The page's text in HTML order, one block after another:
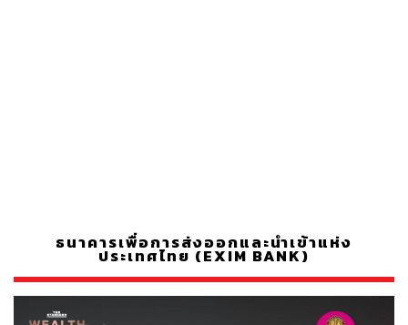
ธนาคารเพื่อการส่งออกและนำเข้าแห่ง
ประเทศไทย (EXIM BANK)